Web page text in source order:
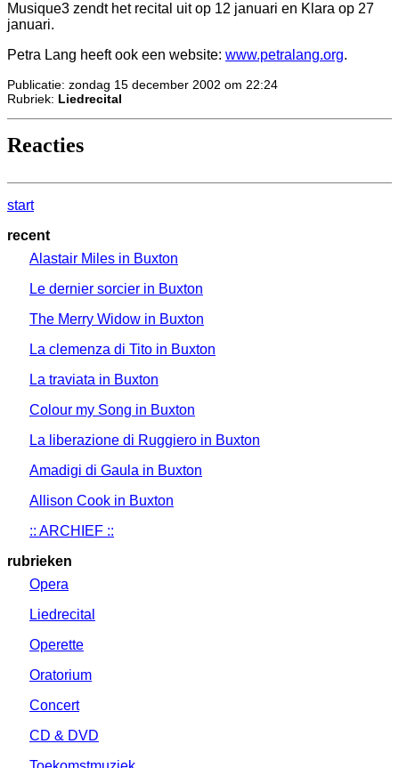
Musique3 zendt het recital uit op 12 januari en Klara op 27
januari.
Petra Lang heeft ook een website: www.petralang.org.
Publicatie: zondag 15 december 2002 om 22:24
Rubriek: Liedrecital
Reacties
start
recent
Alastair Miles in Buxton
Le dernier sorcier in Buxton
The Merry Widow in Buxton
La clemenza di Tito in Buxton
La traviata in Buxton
Colour my Song in Buxton
La liberazione di Ruggiero in Buxton
Amadigi di Gaula in Buxton
Allison Cook in Buxton
:: ARCHIEF ::
rubrieken
Opera
Liedrecital
Operette
Oratorium
Concert
CD & DVD